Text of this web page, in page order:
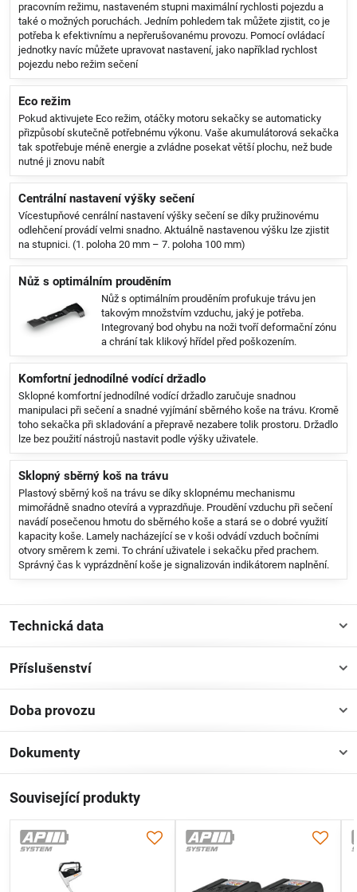
pracovním režimu, nastaveném stupni maximální rychlosti pojezdu a
také o možných poruchách. Jedním pohledem tak můžete zjistit, co je
potřeba k efektivnímu a nepřerušovanému provozu. Pomocí ovládací
jednotky navíc můžete upravovat nastavení, jako například rychlost
pojezdu nebo režim sečení
Eco režim
Pokud aktivujete Eco režim, otáčky motoru sekačky se automaticky
přizpůsobí skutečně potřebnému výkonu. Vaše akumulátorová sekačka
tak spotřebuje méně energie a zvládne posekat větší plochu, než bude
nutné ji znovu nabít
Centrální nastavení výšky sečení
Vícestupňové cenrální nastavení výšky sečení se díky pružinovému
odlehčení provádí velmi snadno. Aktuálně nastavenou výšku lze zjistit
na stupnici. (1. poloha 20 mm – 7. poloha 100 mm)
Nůž s optimálním prouděním
Nůž s optimálním prouděním profukuje trávu jen
takovým množstvím vzduchu, jaký je potřeba.
Integrovaný bod ohybu na noži tvoří deformační zónu
a chrání tak klikový hřídel před poškozením.
Komfortní jednodílné vodící držadlo
Sklopné komfortní jednodílné vodící držadlo zaručuje snadnou
manipulaci při sečení a snadné vyjímání sběrného koše na trávu. Kromě
toho sekačka při skladování a přepravě nezabere tolik prostoru. Držadlo
lze bez použití nástrojů nastavit podle výšky uživatele.
Sklopný sběrný koš na trávu
Plastový sběrný koš na trávu se díky sklopnému mechanismu
mimořádně snadno otevírá a vyprazdňuje. Proudění vzduchu při sečení
navádí posečenou hmotu do sběrného koše a stará se o dobré využití
kapacity koše. Lamely nacházející se v koši odvádí vzduch bočními
otvory směrem k zemi. To chrání uživatele i sekačku před prachem.
Správný čas k vyprázdnění koše je signalizován indikátorem naplnění.
Technická data
Příslušenství
Doba provozu
Dokumenty
Související produkty